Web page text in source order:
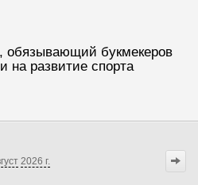
обязывающий букмекеров
на развитие спорта
2026 г.